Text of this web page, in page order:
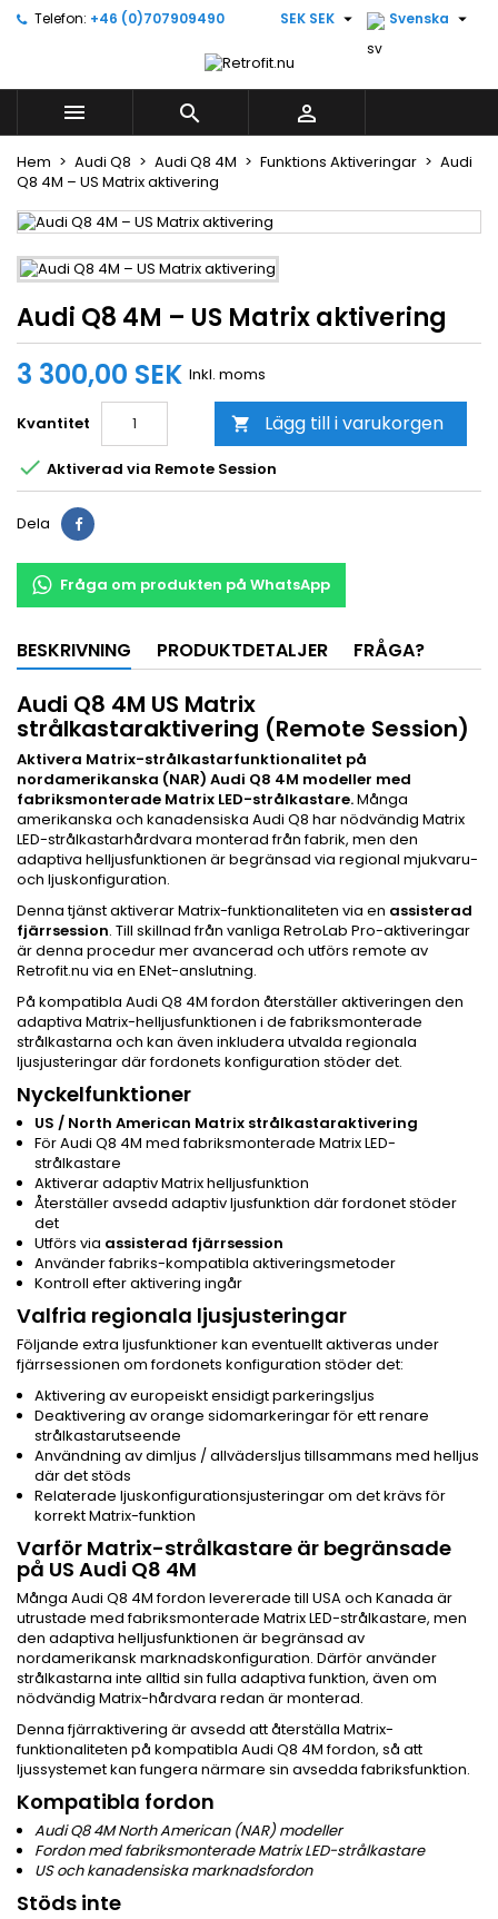
Telefon: +46 (0)707909490 Svenska 
SEK SEK 
  
Hem Audi Q8 Audi Q8 4M Funktions Aktiveringar
Audi
Q8 4M – US Matrix aktivering
Audi Q8 4M – US Matrix aktivering
3 300,00 SEK Inkl. moms
Kvantitet  Lägg till i varukorgen
 Aktiverad via Remote Session
Dela
Fråga om produkten på WhatsApp
BESKRIVNING PRODUKTDETALJER FRÅGA?
Audi Q8 4M US Matrix
strålkastaraktivering (Remote Session)
Aktivera Matrix-strålkastarfunktionalitet på
nordamerikanska (NAR) Audi Q8 4M modeller med
fabriksmonterade Matrix LED-strålkastare.Många
amerikanska och kanadensiska Audi Q8 har nödvändig Matrix
LED-strålkastarhårdvara monterad från fabrik, men den
adaptiva helljusfunktionen är begränsad via regional mjukvaru-
och ljuskonfiguration.
Denna tjänst aktiverar Matrix-funktionaliteten via en assisterad
fjärrsession. Till skillnad från vanliga RetroLab Pro-aktiveringar
är denna procedur mer avancerad och utförs remote av
Retrofit.nu via en ENet-anslutning.
På kompatibla Audi Q8 4M fordon återställer aktiveringen den
adaptiva Matrix-helljusfunktionen i de fabriksmonterade
strålkastarna och kan även inkludera utvalda regionala
ljusjusteringar där fordonets konfiguration stöder det.
Nyckelfunktioner
US / North American Matrix strålkastaraktivering
För Audi Q8 4M med fabriksmonterade Matrix LED-
strålkastare
Aktiverar adaptiv Matrix helljusfunktion
Återställer avsedd adaptiv ljusfunktion där fordonet stöder
det
Utförs via assisterad fjärrsession
Använder fabriks-kompatibla aktiveringsmetoder
Kontroll efter aktivering ingår
Valfria regionala ljusjusteringar
Följande extra ljusfunktioner kan eventuellt aktiveras under
fjärrsessionen om fordonets konfiguration stöder det:
Aktivering av europeiskt ensidigt parkeringsljus
Deaktivering av orange sidomarkeringar för ett renare
strålkastarutseende
Användning av dimljus / allvädersljus tillsammans med helljus
där det stöds
Relaterade ljuskonfigurationsjusteringar om det krävs för
korrekt Matrix-funktion
Varför Matrix-strålkastare är begränsade
på US Audi Q8 4M
Många Audi Q8 4M fordon levererade till USA och Kanada är
utrustade med fabriksmonterade Matrix LED-strålkastare, men
den adaptiva helljusfunktionen är begränsad av
nordamerikansk marknadskonfiguration. Därför använder
strålkastarna inte alltid sin fulla adaptiva funktion, även om
nödvändig Matrix-hårdvara redan är monterad.
Denna fjärraktivering är avsedd att återställa Matrix-
funktionaliteten på kompatibla Audi Q8 4M fordon, så att
ljussystemet kan fungera närmare sin avsedda fabriksfunktion.
Kompatibla fordon
Audi Q8 4M North American (NAR) modeller
Fordon med fabriksmonterade Matrix LED-strålkastare
US och kanadensiska marknadsfordon
Stöds inte
×
add_circle_outlineCreate new list
×
((label))
((cancelText)) ((createText))
×
Du måste vara inloggad för att kunna lägga till
produkter i din önskelista.
((cancelText))